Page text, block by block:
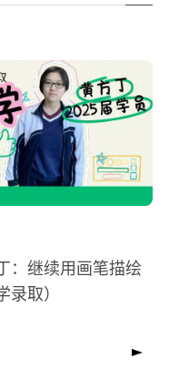
：继续用画笔描绘
取）